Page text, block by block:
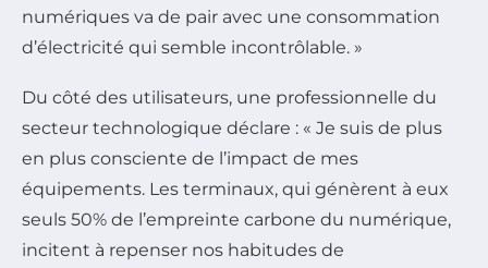
numériques va de pair avec une consommation
d’électricité qui semble incontrôlable. »
Du côté des utilisateurs, une professionnelle du
secteur technologique déclare : « Je suis de plus
en plus consciente de l’impact de mes
équipements. Les terminaux, qui génèrent à eux
seuls 50% de l’empreinte carbone du numérique,
incitent à repenser nos habitudes de